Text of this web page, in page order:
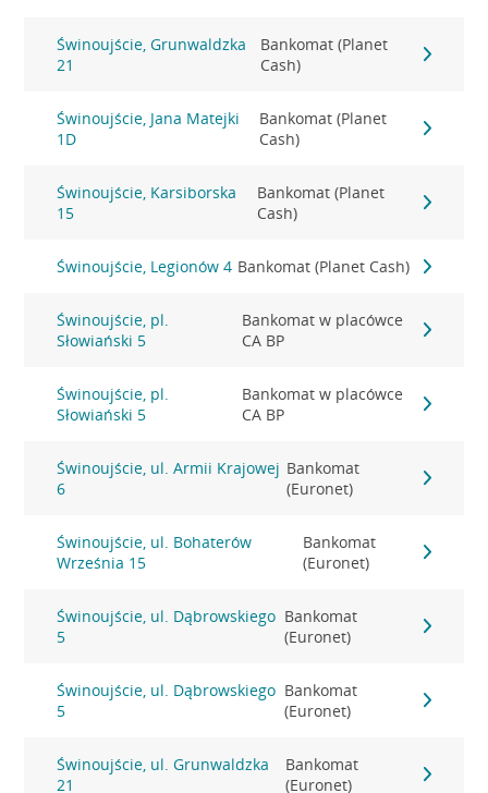
Świnoujście, Grunwaldzka
21
Bankomat (Planet
Cash)
Świnoujście, Jana Matejki
1D
Bankomat (Planet
Cash)
Świnoujście, Karsiborska
15
Bankomat (Planet
Cash)
Świnoujście, Legionów 4 Bankomat (Planet Cash)
Świnoujście, pl.
Słowiański 5
Bankomat w placówce
CA BP
Świnoujście, pl.
Słowiański 5
Bankomat w placówce
CA BP
Świnoujście, ul. Armii Krajowej
6
Bankomat
(Euronet)
Świnoujście, ul. Bohaterów
Września 15
Bankomat
(Euronet)
Świnoujście, ul. Dąbrowskiego
5
Bankomat
(Euronet)
Świnoujście, ul. Dąbrowskiego
5
Bankomat
(Euronet)
Świnoujście, ul. Grunwaldzka
21
Bankomat
(Euronet)